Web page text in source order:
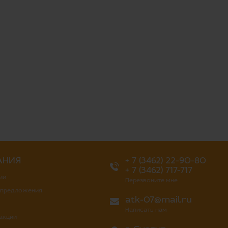
+ 7 (3462) 22-90-80
+ 7 (3462) 717-717
Перезвоните мне
atk-07@mail.ru
Написать нам